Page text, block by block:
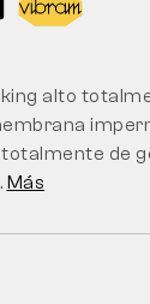
alto
de
Más